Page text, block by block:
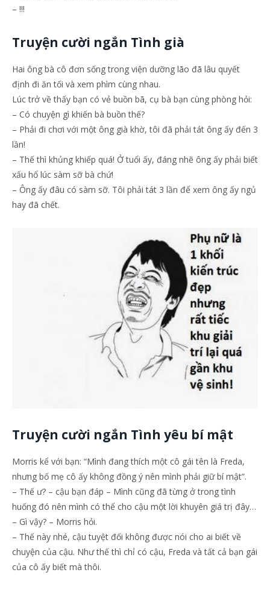
– !!!
Truyện cười ngắn Tình già
Hai ông bà cô đơn sống trong viện dưỡng lão đã lâu quyết
định đi ăn tối và xem phìm cùng nhau.
Lúc trở về thấy bạn có vẻ buồn bã, cụ bà bạn cùng phòng hỏi:
– Có chuyện gì khiến bà buồn thế?
– Phải đi chơi với một ông già khờ, tôi đã phải tát ông ấy đến 3
lần!
– Thế thì khủng khiếp quá! Ở tuổi ấy, đáng nhẽ ông ấy phải biết
xấu hổ lúc sàm sỡ bà chứ!
– Ông ấy đâu có sàm sỡ. Tôi phải tát 3 lần để xem ông ấy ngủ
hay đã chết.
Truyện cười ngắn Tình yêu bí mật
Morris kể với bạn: “Mình đang thích một cô gái tên là Freda,
nhưng bố mẹ cô ấy không đồng ý nên mình phải giữ bí mật”.
– Thế ư? – cậu bạn đáp – Mình cũng đã từng ở trong tình
huống đó nên mình có thể cho cậu một lời khuyên giá trị đây…
– Gì vậy? – Morris hỏi.
– Thế này nhé, cậu tuyệt đối không được nói cho ai biết về
chuyện của cậu. Như thế thì chỉ có cậu, Freda và tất cả bạn gái
của cô ấy biết mà thôi.